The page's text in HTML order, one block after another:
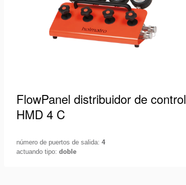
FlowPanel distribuidor de control
HMD 4 C
número de puertos de salida: 4
actuando tipo: doble